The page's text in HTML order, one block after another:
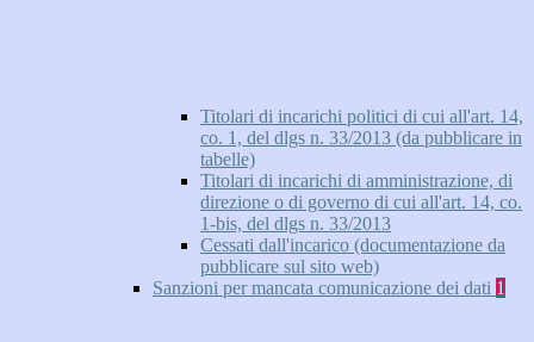
Titolari di incarichi politici di cui all'art. 14,
co. 1, del dlgs n. 33/2013 (da pubblicare in
tabelle)
Titolari di incarichi di amministrazione, di
direzione o di governo di cui all'art. 14, co.
1-bis, del dlgs n. 33/2013
Cessati dall'incarico (documentazione da
pubblicare sul sito web)
Sanzioni per mancata comunicazione dei dati 1